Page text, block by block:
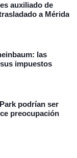
auxiliado de
a Mérida
las
impuestos
podrían ser
preocupación